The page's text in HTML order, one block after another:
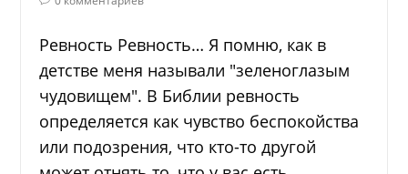
Ревность Ревность… Я помню, как в
детстве меня называли "зеленоглазым
чудовищем". В Библии ревность
определяется как чувство беспокойства
или подозрения, что кто-то другой